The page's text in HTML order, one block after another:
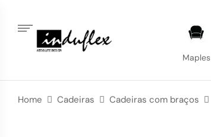
Maples
Home Cadeiras Cadeiras com braços